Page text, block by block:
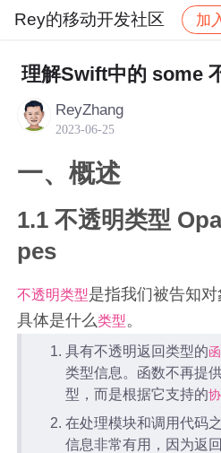
Rey的移动开发社区 加
社区 Rey的移动开发社区
理解Swift中的 some
ReyZhang
2023-06-25
一、概述
1.1 不透明类型
pes
不透明类型是指我们被告知
具体是什么类型。
具有不透明返回类型的
类型信息。函数不再提
型，而是根据它支持的
在处理模块和调用代码
信息非常有用，因为返